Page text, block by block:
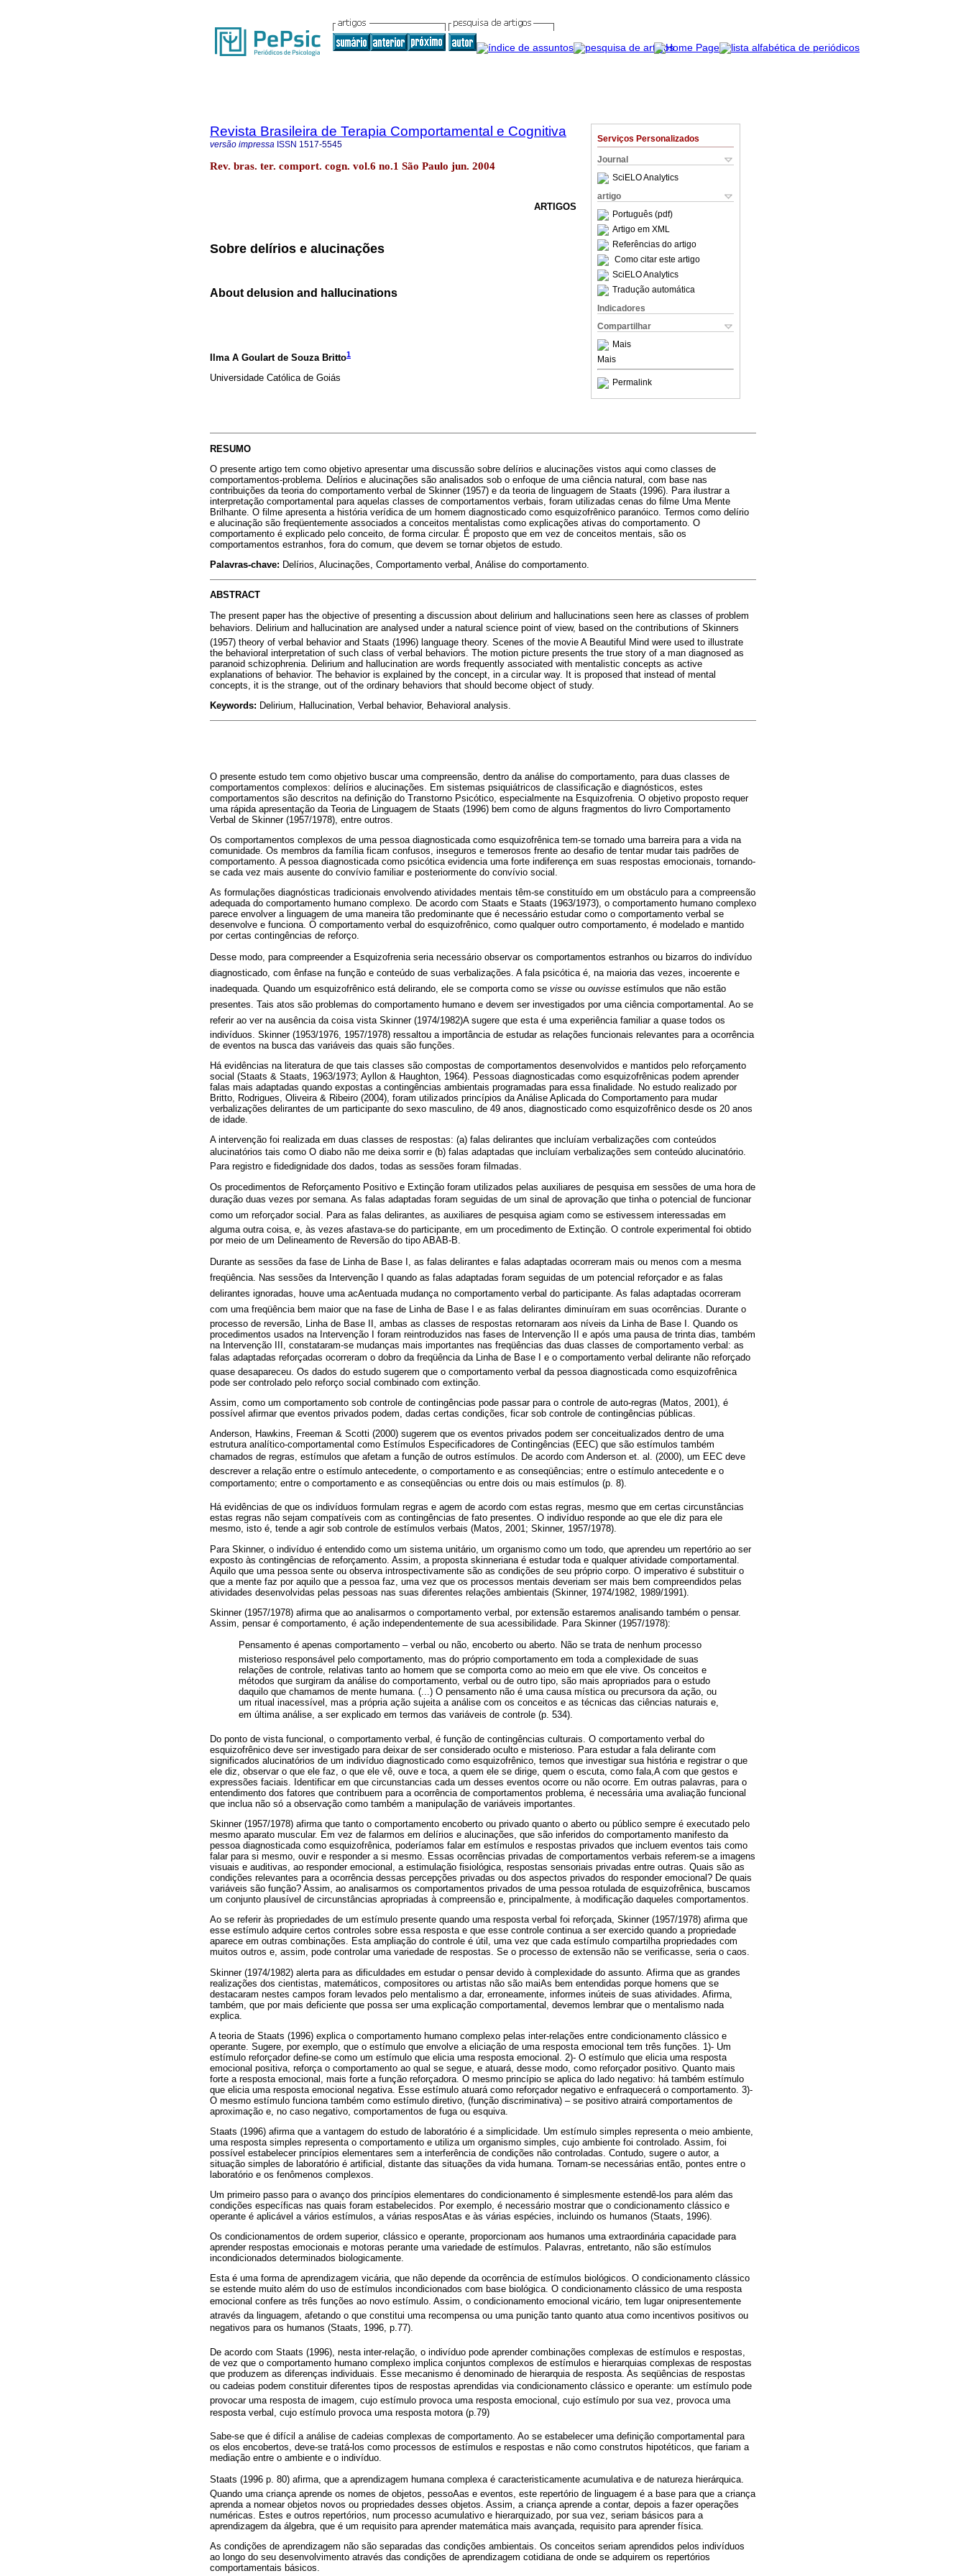
Serviços Personalizados
Journal
SciELO Analytics
artigo
Português (pdf)
Artigo em XML
Referências do artigo
Como citar este artigo
SciELO Analytics
Tradução automática
Indicadores
Compartilhar
Mais
Mais
Permalink
Revista Brasileira de Terapia Comportamental e Cognitiva
versão impressa ISSN 1517-5545
Rev. bras. ter. comport. cogn. vol.6 no.1 São Paulo jun. 2004
ARTIGOS
Sobre delírios e alucinações
About delusion and hallucinations
Ilma A Goulart de Souza Britto1
Universidade Católica de Goiás
RESUMO
O presente artigo tem como objetivo apresentar uma discussão sobre delírios e alucinações vistos aqui como classes de
comportamentos-problema. Delírios e alucinações são analisados sob o enfoque de uma ciência natural, com base nas
contribuições da teoria do comportamento verbal de Skinner (1957) e da teoria de linguagem de Staats (1996). Para ilustrar a
interpretação comportamental para aquelas classes de comportamentos verbais, foram utilizadas cenas do filme Uma Mente
Brilhante. O filme apresenta a história verídica de um homem diagnosticado como esquizofrênico paranóico. Termos como delírio
e alucinação são freqüentemente associados a conceitos mentalistas como explicações ativas do comportamento. O
comportamento é explicado pelo conceito, de forma circular. É proposto que em vez de conceitos mentais, são os
comportamentos estranhos, fora do comum, que devem se tornar objetos de estudo.
Palavras-chave: Delírios, Alucinações, Comportamento verbal, Análise do comportamento.
ABSTRACT
The present paper has the objective of presenting a discussion about delirium and hallucinations seen here as classes of problem
behaviors. Delirium and hallucination are analysed under a natural science point of view, based on the contributions of Skinners
(1957) theory of verbal behavior and Staats (1996) language theory. Scenes of the movie A Beautiful Mind were used to illustrate
the behavioral interpretation of such class of verbal behaviors. The motion picture presents the true story of a man diagnosed as
paranoid schizophrenia. Delirium and hallucination are words frequently associated with mentalistic concepts as active
explanations of behavior. The behavior is explained by the concept, in a circular way. It is proposed that instead of mental
concepts, it is the strange, out of the ordinary behaviors that should become object of study.
Keywords: Delirium, Hallucination, Verbal behavior, Behavioral analysis.
O presente estudo tem como objetivo buscar uma compreensão, dentro da análise do comportamento, para duas classes de
comportamentos complexos: delírios e alucinações. Em sistemas psiquiátricos de classificação e diagnósticos, estes
comportamentos são descritos na definição do Transtorno Psicótico, especialmente na Esquizofrenia. O objetivo proposto requer
uma rápida apresentação da Teoria de Linguagem de Staats (1996) bem como de alguns fragmentos do livro Comportamento
Verbal de Skinner (1957/1978), entre outros.
Os comportamentos complexos de uma pessoa diagnosticada como esquizofrênica tem-se tornado uma barreira para a vida na
comunidade. Os membros da família ficam confusos, inseguros e temerosos frente ao desafio de tentar mudar tais padrões de
comportamento. A pessoa diagnosticada como psicótica evidencia uma forte indiferença em suas respostas emocionais, tornando-
se cada vez mais ausente do convívio familiar e posteriormente do convívio social.
As formulações diagnósticas tradicionais envolvendo atividades mentais têm-se constituído em um obstáculo para a compreensão
adequada do comportamento humano complexo. De acordo com Staats e Staats (1963/1973), o comportamento humano complexo
parece envolver a linguagem de uma maneira tão predominante que é necessário estudar como o comportamento verbal se
desenvolve e funciona. O comportamento verbal do esquizofrênico, como qualquer outro comportamento, é modelado e mantido
por certas contingências de reforço.
Desse modo, para compreender a Esquizofrenia seria necessário observar os comportamentos estranhos ou bizarros do indivíduo
diagnosticado, com ênfase na função e conteúdo de suas verbalizações. A fala psicótica é, na maioria das vezes, incoerente e
inadequada. Quando um esquizofrênico está delirando, ele se comporta como se  visse ou ouvisse estímulos que não estão
presentes. Tais atos são problemas do comportamento humano e devem ser investigados por uma ciência comportamental. Ao se
referir ao ver na ausência da coisa vista Skinner (1974/1982)A sugere que esta é uma experiência familiar a quase todos os
indivíduos. Skinner (1953/1976, 1957/1978) ressaltou a importância de estudar as relações funcionais relevantes para a ocorrência
de eventos na busca das variáveis das quais são funções.
Há evidências na literatura de que tais classes são compostas de comportamentos desenvolvidos e mantidos pelo reforçamento
social (Staats & Staats, 1963/1973; Ayllon & Haughton, 1964). Pessoas diagnosticadas como esquizofrênicas podem aprender
falas mais adaptadas quando expostas a contingências ambientais programadas para essa finalidade. No estudo realizado por
Britto, Rodrigues, Oliveira & Ribeiro (2004), foram utilizados princípios da Análise Aplicada do Comportamento para mudar
verbalizações delirantes de um participante do sexo masculino, de 49 anos, diagnosticado como esquizofrênico desde os 20 anos
de idade.
A intervenção foi realizada em duas classes de respostas: (a) falas delirantes que incluíam verbalizações com conteúdos
alucinatórios tais como O diabo não me deixa sorrir e (b) falas adaptadas que incluíam verbalizações sem conteúdo alucinatório.
Para registro e fidedignidade dos dados, todas as sessões foram filmadas.
Os procedimentos de Reforçamento Positivo e Extinção foram utilizados pelas auxiliares de pesquisa em sessões de uma hora de
duração duas vezes por semana. As falas adaptadas foram seguidas de um sinal de aprovação que tinha o potencial de funcionar
como um reforçador social. Para as falas delirantes, as auxiliares de pesquisa agiam como se estivessem interessadas em
alguma outra coisa, e, às vezes afastava-se do participante, em um procedimento de Extinção. O controle experimental foi obtido
por meio de um Delineamento de Reversão do tipo ABAB-B.
Durante as sessões da fase de Linha de Base I, as falas delirantes e falas adaptadas ocorreram mais ou menos com a mesma
freqüência. Nas sessões da Intervenção I quando as falas adaptadas foram seguidas de um potencial reforçador e as falas
delirantes ignoradas, houve uma acAentuada mudança no comportamento verbal do participante. As falas adaptadas ocorreram
com uma freqüência bem maior que na fase de Linha de Base I e as falas delirantes diminuíram em suas ocorrências. Durante o
processo de reversão, Linha de Base II, ambas as classes de respostas retornaram aos níveis da Linha de Base I. Quando os
procedimentos usados na Intervenção I foram reintroduzidos nas fases de Intervenção II e após uma pausa de trinta dias, também
na Intervenção III, constataram-se mudanças mais importantes nas freqüências das duas classes de comportamento verbal: as
falas adaptadas reforçadas ocorreram o dobro da freqüência da Linha de Base I e o comportamento verbal delirante não reforçado
quase desapareceu. Os dados do estudo sugerem que o comportamento verbal da pessoa diagnosticada como esquizofrênica
pode ser controlado pelo reforço social combinado com extinção.
Assim, como um comportamento sob controle de contingências pode passar para o controle de auto-regras (Matos, 2001), é
possível afirmar que eventos privados podem, dadas certas condições, ficar sob controle de contingências públicas.
Anderson, Hawkins, Freeman & Scotti (2000) sugerem que os eventos privados podem ser conceitualizados dentro de uma
estrutura analítico-comportamental como Estímulos Especificadores de Contingências (EEC) que são estímulos também
chamados de regras, estímulos que afetam a função de outros estímulos. De acordo com Anderson et. al. (2000), um EEC deve
descrever a relação entre o estímulo antecedente, o comportamento e as conseqüências; entre o estímulo antecedente e o
comportamento; entre o comportamento e as conseqüências ou entre dois ou mais estímulos (p. 8).
Há evidências de que os indivíduos formulam regras e agem de acordo com estas regras, mesmo que em certas circunstâncias
estas regras não sejam compatíveis com as contingências de fato presentes. O indivíduo responde ao que ele diz para ele
mesmo, isto é, tende a agir sob controle de estímulos verbais (Matos, 2001; Skinner, 1957/1978).
Para Skinner, o indivíduo é entendido como um sistema unitário, um organismo como um todo, que aprendeu um repertório ao ser
exposto às contingências de reforçamento. Assim, a proposta skinneriana é estudar toda e qualquer atividade comportamental.
Aquilo que uma pessoa sente ou observa introspectivamente são as condições de seu próprio corpo. O imperativo é substituir o
que a mente faz por aquilo que a pessoa faz, uma vez que os processos mentais deveriam ser mais bem compreendidos pelas
atividades desenvolvidas pelas pessoas nas suas diferentes relações ambientais (Skinner, 1974/1982, 1989/1991).
Skinner (1957/1978) afirma que ao analisarmos o comportamento verbal, por extensão estaremos analisando também o pensar.
Assim, pensar é comportamento, é ação independentemente de sua acessibilidade. Para Skinner (1957/1978):
Pensamento é apenas comportamento – verbal ou não, encoberto ou aberto. Não se trata de nenhum processo
misterioso responsável pelo comportamento, mas do próprio comportamento em toda a complexidade de suas
relações de controle, relativas tanto ao homem que se comporta como ao meio em que ele vive. Os conceitos e
métodos que surgiram da análise do comportamento, verbal ou de outro tipo, são mais apropriados para o estudo
daquilo que chamamos de mente humana. (...) O pensamento não é uma causa mística ou precursora da ação, ou
um ritual inacessível, mas a própria ação sujeita a análise com os conceitos e as técnicas das ciências naturais e,
em última análise, a ser explicado em termos das variáveis de controle (p. 534).
Do ponto de vista funcional, o comportamento verbal, é função de contingências culturais. O comportamento verbal do
esquizofrênico deve ser investigado para deixar de ser considerado oculto e misterioso. Para estudar a fala delirante com
significados alucinatórios de um indivíduo diagnosticado como esquizofrênico, temos que investigar sua história e registrar o que
ele diz, observar o que ele faz, o que ele vê, ouve e toca, a quem ele se dirige, quem o escuta, como fala,A com que gestos e
expressões faciais. Identificar em que circunstancias cada um desses eventos ocorre ou não ocorre. Em outras palavras, para o
entendimento dos fatores que contribuem para a ocorrência de comportamentos problema, é necessária uma avaliação funcional
que inclua não só a observação como também a manipulação de variáveis importantes.
Skinner (1957/1978) afirma que tanto o comportamento encoberto ou privado quanto o aberto ou público sempre é executado pelo
mesmo aparato muscular. Em vez de falarmos em delírios e alucinações, que são inferidos do comportamento manifesto da
pessoa diagnosticada como esquizofrênica, poderíamos falar em estímulos e respostas privados que incluem eventos tais como
falar para si mesmo, ouvir e responder a si mesmo. Essas ocorrências privadas de comportamentos verbais referem-se a imagens
visuais e auditivas, ao responder emocional, a estimulação fisiológica, respostas sensoriais privadas entre outras. Quais são as
condições relevantes para a ocorrência dessas percepções privadas ou dos aspectos privados do responder emocional? De quais
variáveis são função? Assim, ao analisarmos os comportamentos privados de uma pessoa rotulada de esquizofrênica, buscamos
um conjunto plausível de circunstâncias apropriadas à compreensão e, principalmente, à modificação daqueles comportamentos.
Ao se referir às propriedades de um estímulo presente quando uma resposta verbal foi reforçada, Skinner (1957/1978) afirma que
esse estímulo adquire certos controles sobre essa resposta e que esse controle continua a ser exercido quando a propriedade
aparece em outras combinações. Esta ampliação do controle é útil, uma vez que cada estímulo compartilha propriedades com
muitos outros e, assim, pode controlar uma variedade de respostas. Se o processo de extensão não se verificasse, seria o caos.
Skinner (1974/1982) alerta para as dificuldades em estudar o pensar devido à complexidade do assunto. Afirma que as grandes
realizações dos cientistas, matemáticos, compositores ou artistas não são maiAs bem entendidas porque homens que se
destacaram nestes campos foram levados pelo mentalismo a dar, erroneamente, informes inúteis de suas atividades. Afirma,
também, que por mais deficiente que possa ser uma explicação comportamental, devemos lembrar que o mentalismo nada
explica.
A teoria de Staats (1996) explica o comportamento humano complexo pelas inter-relações entre condicionamento clássico e
operante. Sugere, por exemplo, que o estímulo que envolve a eliciação de uma resposta emocional tem três funções. 1)- Um
estímulo reforçador define-se como um estímulo que elicia uma resposta emocional. 2)- O estímulo que elicia uma resposta
emocional positiva, reforça o comportamento ao qual se segue, e atuará, desse modo, como reforçador positivo. Quanto mais
forte a resposta emocional, mais forte a função reforçadora. O mesmo princípio se aplica do lado negativo: há também estímulo
que elicia uma resposta emocional negativa. Esse estímulo atuará como reforçador negativo e enfraquecerá o comportamento. 3)-
O mesmo estímulo funciona também como estímulo diretivo, (função discriminativa) – se positivo atrairá comportamentos de
aproximação e, no caso negativo, comportamentos de fuga ou esquiva.
Staats (1996) afirma que a vantagem do estudo de laboratório é a simplicidade. Um estímulo simples representa o meio ambiente,
uma resposta simples representa o comportamento e utiliza um organismo simples, cujo ambiente foi controlado. Assim, foi
possível estabelecer princípios elementares sem a interferência de condições não controladas. Contudo, sugere o autor, a
situação simples de laboratório é artificial, distante das situações da vida humana. Tornam-se necessárias então, pontes entre o
laboratório e os fenômenos complexos.
Um primeiro passo para o avanço dos princípios elementares do condicionamento é simplesmente estendê-los para além das
condições específicas nas quais foram estabelecidos. Por exemplo, é necessário mostrar que o condicionamento clássico e
operante é aplicável a vários estímulos, a várias resposAtas e às várias espécies, incluindo os humanos (Staats, 1996).
Os condicionamentos de ordem superior, clássico e operante, proporcionam aos humanos uma extraordinária capacidade para
aprender respostas emocionais e motoras perante uma variedade de estímulos. Palavras, entretanto, não são estímulos
incondicionados determinados biologicamente.
Esta é uma forma de aprendizagem vicária, que não depende da ocorrência de estímulos biológicos. O condicionamento clássico
se estende muito além do uso de estímulos incondicionados com base biológica. O condicionamento clássico de uma resposta
emocional confere as três funções ao novo estímulo. Assim, o condicionamento emocional vicário, tem lugar onipresentemente
através da linguagem, afetando o que constitui uma recompensa ou uma punição tanto quanto atua como incentivos positivos ou
negativos para os humanos (Staats, 1996, p.77).
De acordo com Staats (1996), nesta inter-relação, o indivíduo pode aprender combinações complexas de estímulos e respostas,
de vez que o comportamento humano complexo implica conjuntos complexos de estímulos e hierarquias complexas de respostas
que produzem as diferenças individuais. Esse mecanismo é denominado de hierarquia de resposta. As seqüências de respostas
ou cadeias podem constituir diferentes tipos de respostas aprendidas via condicionamento clássico e operante: um estímulo pode
provocar uma resposta de imagem, cujo estímulo provoca uma resposta emocional, cujo estímulo por sua vez, provoca uma
resposta verbal, cujo estímulo provoca uma resposta motora (p.79)
Sabe-se que é difícil a análise de cadeias complexas de comportamento. Ao se estabelecer uma definição comportamental para
os elos encobertos, deve-se tratá-los como processos de estímulos e respostas e não como construtos hipotéticos, que fariam a
mediação entre o ambiente e o indivíduo.
Staats (1996 p. 80) afirma, que a aprendizagem humana complexa é caracteristicamente acumulativa e de natureza hierárquica.
Quando uma criança aprende os nomes de objetos, pessoAas e eventos, este repertório de linguagem é a base para que a criança
aprenda a nomear objetos novos ou propriedades desses objetos. Assim, a criança aprende a contar, depois a fazer operações
numéricas. Estes e outros repertórios, num processo acumulativo e hierarquizado, por sua vez, seriam básicos para a
aprendizagem da álgebra, que é um requisito para aprender matemática mais avançada, requisito para aprender física.
As condições de aprendizagem não são separadas das condições ambientais. Os conceitos seriam aprendidos pelos indivíduos
ao longo do seu desenvolvimento através das condições de aprendizagem cotidiana de onde se adquirem os repertórios
comportamentais básicos.